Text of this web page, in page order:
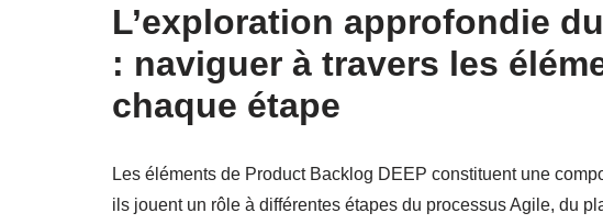
L’exploration approfondie
: naviguer à travers les
chaque étape
Les éléments de Product Backlog DEEP constituent une
ils jouent un rôle à différentes étapes du processus Agile, du